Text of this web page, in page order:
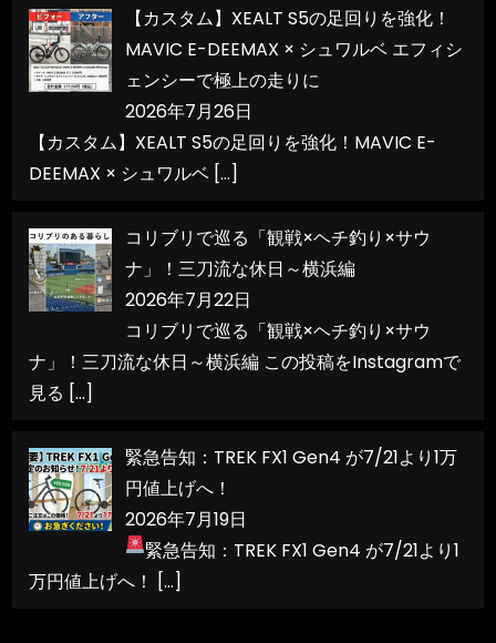
【カスタム】XEALT S5の足回りを強化！
MAVIC E-DEEMAX × シュワルベ エフィシ
ェンシーで極上の走りに
2026年7月26日
【カスタム】XEALT S5の足回りを強化！MAVIC E-
DEEMAX × シュワルベ […]
コリブリで巡る「観戦×ヘチ釣り×サウ
ナ」！三刀流な休日～横浜編
2026年7月22日
コリブリで巡る「観戦×ヘチ釣り×サウ
ナ」！三刀流な休日～横浜編 この投稿をInstagramで
見る […]
緊急告知：TREK FX1 Gen4 が7/21より1万
円値上げへ！
2026年7月19日
緊急告知：TREK FX1 Gen4 が7/21より1
万円値上げへ！
[…]